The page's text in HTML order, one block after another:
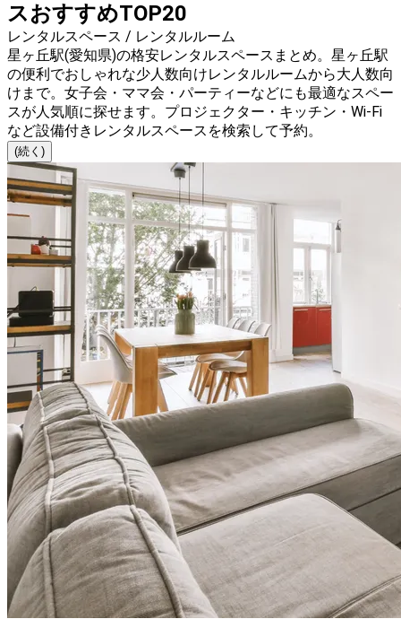
スおすすめTOP20
レンタルスペース / レンタルルーム
星ヶ丘駅(愛知県)の格安レンタルスペースまとめ。星ヶ丘駅
の便利でおしゃれな少人数向けレンタルルームから大人数向
けまで。女子会・ママ会・パーティーなどにも最適なスペー
スが人気順に探せます。プロジェクター・キッチン・Wi-Fi
など設備付きレンタルスペースを検索して予約。
(続く)